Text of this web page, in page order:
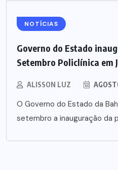
NOTÍCIAS
Governo do Estado
Setembro Policlínica em
ALISSON LUZ
O Governo do Estado da
setembro a inauguração da